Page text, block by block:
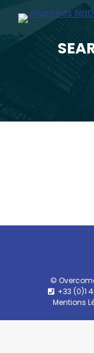
©
+33 (0)1
Mentions